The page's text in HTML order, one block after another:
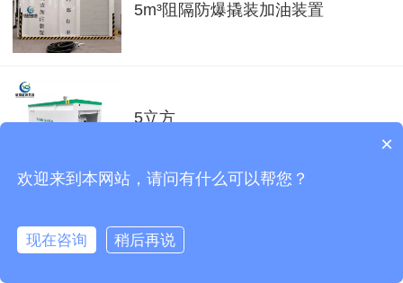
5m³阻隔防爆撬装加油装置
5立方
5立方撬装加油装置
×
欢迎来到本网站，请问有什么可以帮您？
现在咨询 稍后再说